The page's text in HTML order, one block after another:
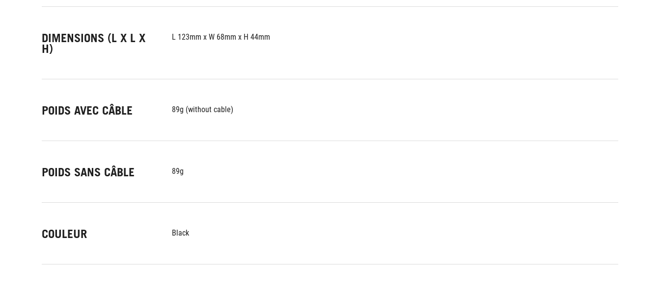
DIMENSIONS (L X L X
H)
L 123mm x W 68mm x H 44mm
POIDS AVEC CÂBLE 89g (without cable)
POIDS SANS CÂBLE 89g
COULEUR Black